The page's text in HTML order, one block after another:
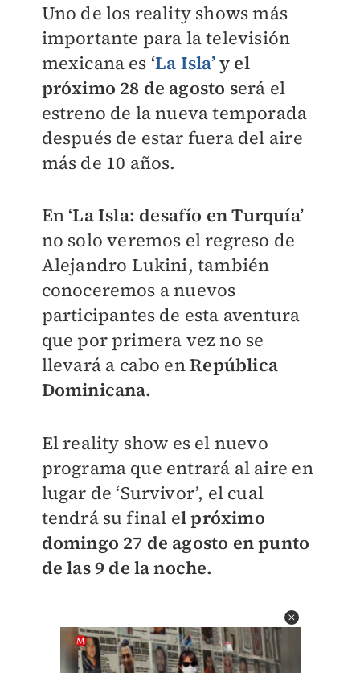
Uno de los reality shows más
importante para la televisión
mexicana es ‘La Isla’y el
próximo 28 de agosto será el
estreno de la nueva temporada
después de estar fuera del aire
más de 10 años.
En‘La Isla: desafío en Turquía’
no solo veremos el regreso de
Alejandro Lukini, también
conoceremos a nuevos
participantes de esta aventura
que por primera vez no se
llevará a cabo enRepública
Dominicana.
El reality show es el nuevo
programa que entrará al aire en
lugar de ‘Survivor’, el cual
tendrá su final el próximo
domingo 27 de agosto en punto
de las 9 de la noche.